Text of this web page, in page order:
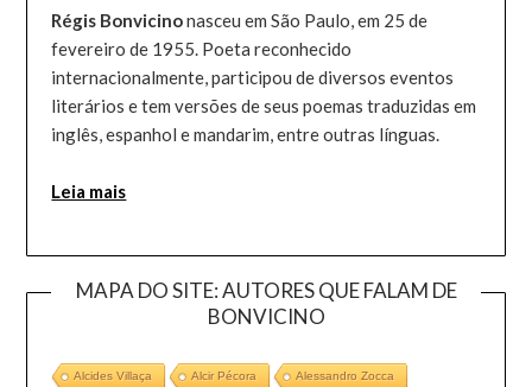
Régis Bonvicinonasceu em São Paulo, em 25 de
fevereiro de 1955. Poeta reconhecido
internacionalmente, participou de diversos eventos
literários e tem versões de seus poemas traduzidas em
inglês, espanhol e mandarim, entre outras línguas.
Leia mais
MAPA DO SITE: AUTORES QUE FALAM DE
BONVICINO
Alcides Villaça Alcir Pécora Alessandro Zocca